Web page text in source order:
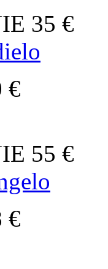
35 €
€
55 €
€